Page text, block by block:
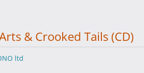
& Crooked Tails (CD)
ltd